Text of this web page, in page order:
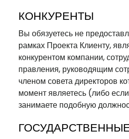
КОНКУРЕНТЫ
Вы обязуетесь не
рамках Проекта Клиенту,
конкурентом компании,
правления, руководящим
членом совета директоров
момент являетесь (либо
занимаете подобную